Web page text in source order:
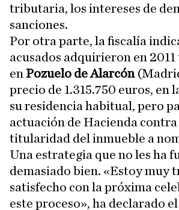
tributaria, los intereses de
sanciones.
Por otra parte, la fiscalía
acusados adquirieron en
en Pozuelo de Alarcón
precio de 1.315.750 euros, en
su residencia habitual, pero
actuación de Hacienda
titularidad del inmueble a
Una estrategia que no les ha
demasiado bien. «Estoy muy
satisfecho con la próxima
este proceso», ha declarado